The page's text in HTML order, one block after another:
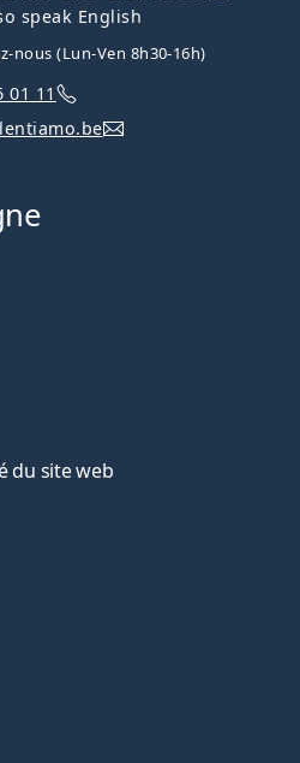
speak English
nous (Lun-Ven 8h30-16h)
01 11
du site web